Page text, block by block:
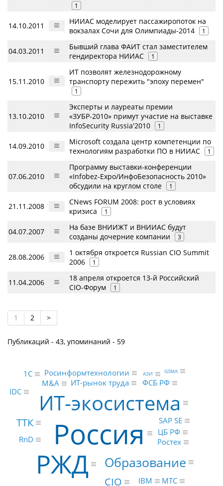
1
14.10.2011
НИИАС моделирует пассажиропоток на
вокзалах Сочи для Олимпиады-2014
1
04.03.2011
Бывший глава ФАИТ стал заместителем
гендиректора НИИАС
1
15.11.2010
ИТ позволят железнодорожному
транспорту пережить "эпоху перемен"
1
13.10.2010
Эксперты и лауреаты премии
«ЗУБР-2010» примут участие на выставке
InfoSecurity Russia'2010
1
14.09.2010
Microsoft создала центр компетенции по
технологиям разработки ПО в НИИАС
1
07.06.2010
Программу выставки-конференции
«Infobez-Expo/ИнфоБезопасность 2010»
обсудили на круглом столе
1
21.11.2008
CNews FORUM 2008: рост в условиях
кризиса
1
04.07.2007
На базе ВНИИЖТ и ВНИИАС будут
созданы дочерние компании
3
28.08.2006
1 октября откроется Russian CIO Summit
2006
1
11.04.2006
18 апреля откроется 13-й Российский
CIO-Форум
1
1 2 >
Публикаций - 43, упоминаний - 59
Россия
РЖД
ИТ-экосистема
Образование
ТТК
CIO
ФСБ РФ
ИТ-рынок труда
M&A
RnD
IBM
Ростех
МТС
ЦБ РФ
SAP SE
1С
Росинформтехнологии
IDC
GSMA
АЗИ